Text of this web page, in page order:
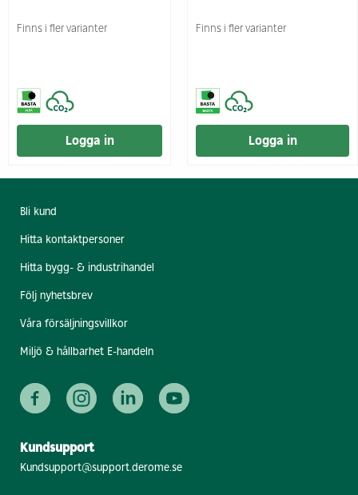
Finns i fler varianter
Logga in
Finns i fler varianter
Logga in
Bli kund
Hitta kontaktpersoner
Hitta bygg- & industrihandel
Följ nyhetsbrev
Våra försäljningsvillkor
Miljö & hållbarhet E-handeln
Kundsupport
Kundsupport@support.derome.se